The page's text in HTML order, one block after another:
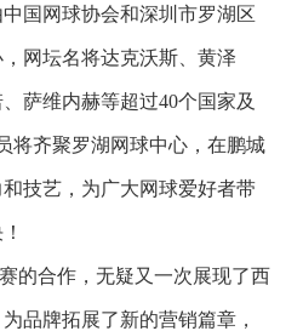
国网球协会和深圳市罗湖区
网坛名将达克沃斯、黄泽
萨维内赫等超过40个国家及
将齐聚罗湖网球中心，在鹏城
技艺，为广大网球爱好者带
合作，无疑又一次展现了西
品牌拓展了新的营销篇章，